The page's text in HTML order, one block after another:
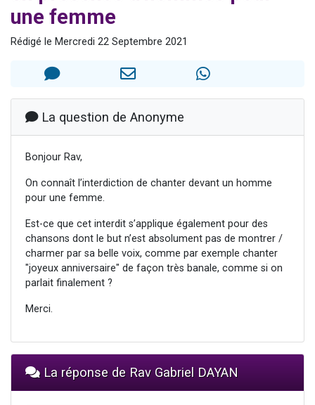
Il reste 49 places pour étudier en groupe sur Zoom
2 personnes viennent de nous rejoindre sur WhatsApp
une femme
Rédigé le Mercredi 22 Septembre 2021
La question de Anonyme
Bonjour Rav,
On connaît l’interdiction de chanter devant un homme
pour une femme.
Est-ce que cet interdit s’applique également pour des
chansons dont le but n’est absolument pas de montrer /
charmer par sa belle voix, comme par exemple chanter
"joyeux anniversaire" de façon très banale, comme si on
parlait finalement ?
Merci.
La réponse de Rav Gabriel DAYAN